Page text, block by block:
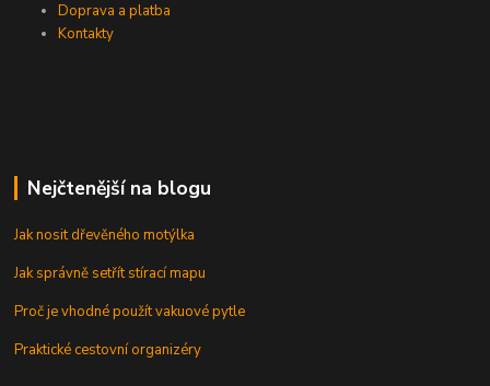
Doprava a platba
Kontakty
Nejčtenější na blogu
Jak nosit dřevěného motýlka
Jak správně setřít stírací mapu
Proč je vhodné použít vakuové pytle
Praktické cestovní organizéry